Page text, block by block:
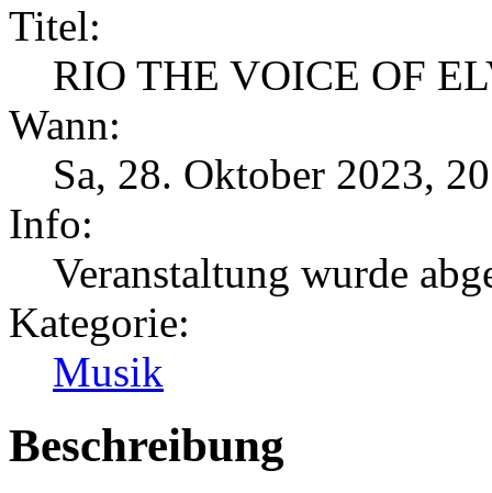
Titel:
RIO THE VOICE OF
Wann:
Sa, 28. Oktober 2023,
Info:
Veranstaltung wurde
Kategorie:
Musik
Beschreibung